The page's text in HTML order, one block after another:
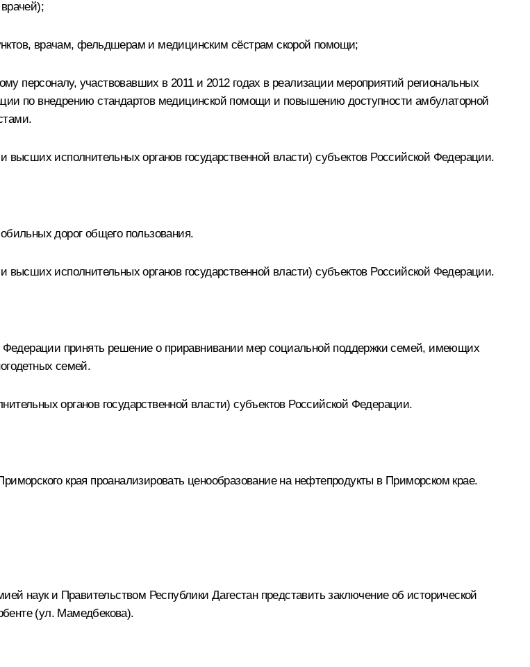
врачам, фельдшерам и медицинским сёстрам скорой помощи;
участвовавших в 2011 и 2012 годах в реализации мероприятий региональных
по внедрению стандартов медицинской помощи и повышению доступности амбулаторной
исполнительных органов государственной власти) субъектов Российской Федерации.
дорог общего пользования.
исполнительных органов государственной власти) субъектов Российской Федерации.
Федерации принять решение о приравнивании мер социальной поддержки семей, имеющих
семей.
органов государственной власти) субъектов Российской Федерации.
края проанализировать ценообразование на нефтепродукты в Приморском крае.
наук и Правительством Республики Дагестан представить заключение об исторической
(ул. Мамедбекова).